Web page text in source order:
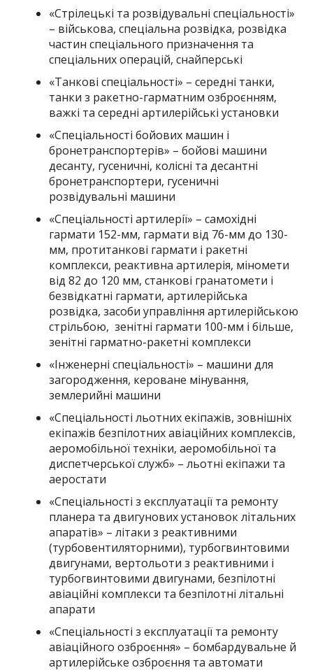
«Стрілецькі та розвідувальні спеціальності»
– військова, спеціальна розвідка, розвідка
частин спеціального призначення та
спеціальних операцій, снайперські
«Танкові спеціальності» – середні танки,
танки з ракетно-гарматним озброєнням,
важкі та середні артилерійські установки
«Спеціальності бойових машин і
бронетранспортерів» – бойові машини
десанту, гусеничні, колісні та десантні
бронетранспортери, гусеничні
розвідувальні машини
«Спеціальності артилерії» – самохідні
гармати 152-мм, гармати від 76-мм до 130-
мм, протитанкові гармати і ракетні
комплекси, реактивна артилерія, міномети
від 82 до 120 мм, станкові гранатомети і
безвідкатні гармати, артилерійська
розвідка, засоби управління артилерійською
стрільбою, зенітні гармати 100-мм і більше,
зенітні гарматно-ракетні комплекси
«Інженерні спеціальності» – машини для
загородження, кероване мінування,
землерийні машини
«Спеціальності льотних екіпажів, зовнішніх
екіпажів безпілотних авіаційних комплексів,
аеромобільної техніки, аеромобільної та
диспетчерської служб» – льотні екіпажи та
аеростати
«Спеціальності з експлуатації та ремонту
планера та двигунових установок літальних
апаратів» – літаки з реактивними
(турбовентиляторними), турбогвинтовими
двигунами, вертольоти з реактивними і
турбогвинтовими двигунами, безпілотні
авіаційні комплекси та безпілотні літальні
апарати
«Спеціальності з експлуатації та ремонту
авіаційного озброєння» – бомбардувальне й
артилерійське озброєння та автомати